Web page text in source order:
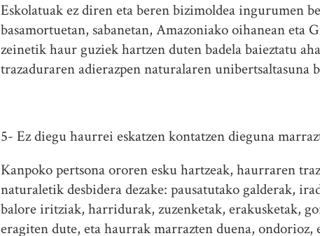
Eskolatuak ez diren eta beren bizimoldea ingurumen
basamortuetan, sabanetan, Amazoniako oihanean
zeinetik haur guziek hartzen duten badela baieztatu
trazaduraren adierazpen naturalaren unibertsaltasuna
5- Ez diegu haurrei eskatzen kontatzen dieguna
Kanpoko pertsona ororen esku hartzeak, haurraren
naturaletik desbidera dezake: pausatutako galderak,
balore iritziak, harridurak, zuzenketak, erakusketak,
eragiten dute, eta haurrak marrazten duena, ondorioz,